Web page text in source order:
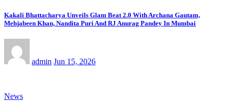
Kakali Bhattacharya Unveils Glam Beat 2.0 With Archana Gautam,
Mehjabeen Khan, Nandita Puri And RJ Anurag Pandey In Mumbai
admin Jun 15, 2026
News